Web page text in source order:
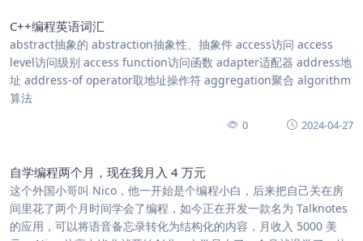
C++编程英语词汇
abstract抽象的 abstraction抽象性、抽象件 access访问 access
level访问级别 access function访问函数 adapter适配器 address地
址 address-of operator取地址操作符 aggregation聚合 algorithm
算法
0 2024-04-27
自学编程两个月，现在我月入 4 万元
这个外国小哥叫 Nico，他一开始是个编程小白，后来把自己关在房
间里花了两个月时间学会了编程，如今正在开发一款名为 Talknotes
的应用，可以将语音备忘录转化为结构化的内容，月收入 5000 美